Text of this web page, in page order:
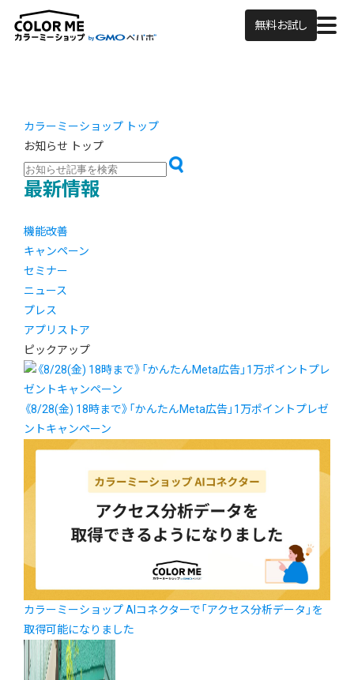
無料お試し
カラーミーショップ トップ
お知らせ トップ
最新情報
機能改善
キャンペーン
セミナー
ニュース
プレス
アプリストア
ピックアップ
《8/28(金) 18時まで》「かんたんMeta広告」1万ポイントプレゼ
ントキャンペーン
カラーミーショップ AIコネクターで「アクセス分析データ」を
取得可能になりました